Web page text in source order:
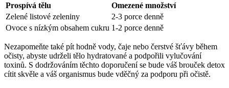
Prospívá tělu
Omezené množství
Zelené listové zeleniny
2-3 porce denně
Ovoce s nízkým obsahem cukru 1-2 porce denně
Nezapomeňte také pít hodně vody, čaje nebo čerstvé šťávy během
očisty, abyste udrželi tělo hydratované a podpořili vylučování
toxinů. S dodržováním těchto doporučení se bude váš brouček detox
cítit skvěle a váš organismus bude vděčný za podporu při očistě.